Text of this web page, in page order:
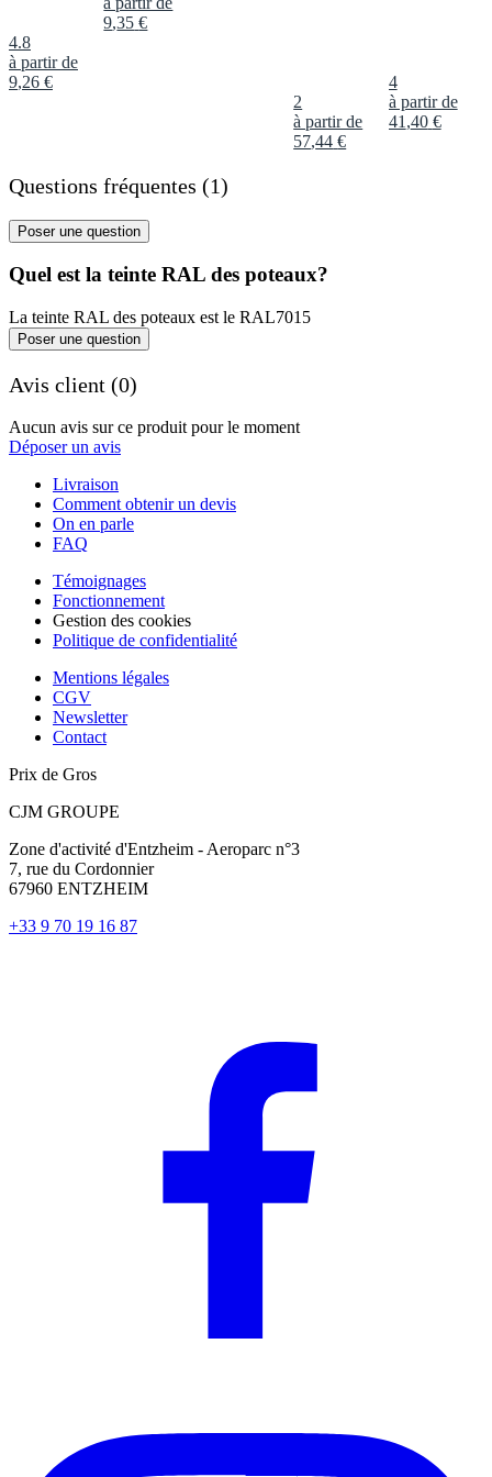
4.8
à partir de
9,26 €
9,35 €
2
à partir de
57,44 €
4
à partir de
41,40 €
Questions fréquentes (1)
Poser une question
Quel est la teinte RAL des poteaux?
La teinte RAL des poteaux est le RAL7015
Poser une question
Avis client (0)
Aucun avis sur ce produit pour le moment
Déposer un avis
Livraison
Comment obtenir un devis
On en parle
FAQ
Témoignages
Fonctionnement
Gestion des cookies
Politique de confidentialité
Mentions légales
CGV
Newsletter
Contact
Prix de Gros
CJM GROUPE
Zone d'activité d'Entzheim - Aeroparc n°3
7, rue du Cordonnier
67960 ENTZHEIM
+33 9 70 19 16 87